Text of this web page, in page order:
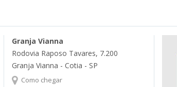
Granja Vianna
Rodovia Raposo Tavares, 7.200
Granja Vianna - Cotia - SP
Como chegar